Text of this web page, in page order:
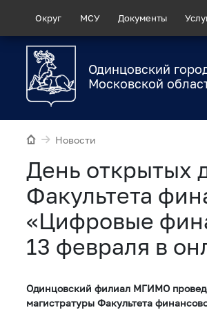
Округ МСУ Документы
Одинцовский
Московской
Новости
День открытых
Факультета
«Цифровые
13 февраля в
Одинцовский филиал МГИМО
магистратуры Факультета